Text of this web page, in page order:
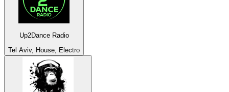
Up2Dance Radio
Tel Aviv, House, Electro